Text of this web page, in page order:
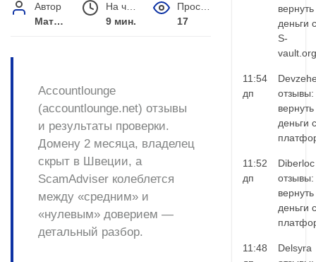
Автор
Матвей Иванов
9 мин.
17
Accountlounge
(accountlounge.net) отзывы
и результаты проверки.
Домену 2 месяца, владелец
скрыт в Швеции, а
ScamAdviser колеблется
между «средним» и
«нулевым» доверием —
детальный разбор.
вернуть
деньги с
S-
vault.org
11:54
дп
отзывы:
вернуть
деньги с
11:52
дп
Diberloc
отзывы:
вернуть
деньги с
11:48
Delsyra